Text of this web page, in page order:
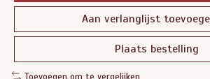
Aan verlanglijst
Plaats bestelling
Toevoegen om te vergelijken